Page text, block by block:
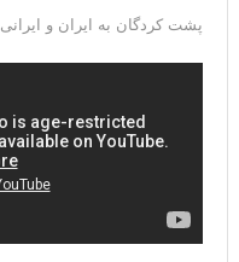
پشت کردگان به ایران و ایرانی.